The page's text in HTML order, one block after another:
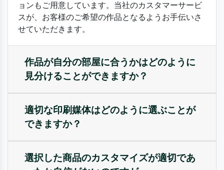
ョンもご用意しています。当社のカスタマーサービ
スが、お客様のご希望の作品となるようお手伝いさ
せていただきます。
作品が自分の部屋に合うかはどのように
見分けることができますか？
適切な印刷媒体はどのように選ぶことが
できますか？
選択した商品のカスタマイズが適切であ